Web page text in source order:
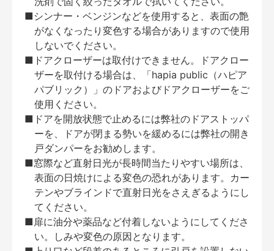
■シンナー・ベンジンなどを使用すると、表面の艶
がなくなったり変色する場合がありますので使用
しないでください。
■ドアクローザーは取付けできません。ドアクロー
ザーを取付ける場合は、「hapia public（ハピア
パブリック）」のドアおよびドアクローザーをご
使用ください。
■ドアを開放状態で止めるには弊社のドアストッパ
ーを、ドアが閉まる勢いを緩めるには弊社の開き
戸ダンパーをお勧めします。
■窓際など直射日光が長時間当たりやすい場所は、
表面の日焼けによる変色の恐れがあります。カー
テンやブラインドで直射日光をさえぎるようにし
てください。
■扉に油分や薬品など付着しないようにしてくださ
い。しみや変色の原因となります。